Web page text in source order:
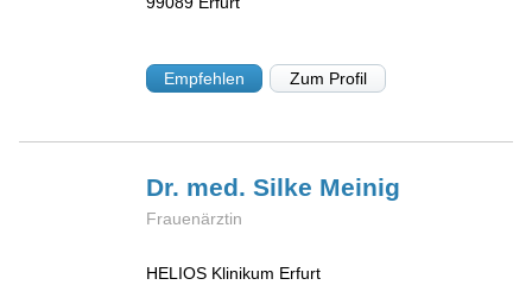
Empfehlen Zum Profil
Dr. med. Silke Meinig
Frauenärztin
HELIOS Klinikum Erfurt